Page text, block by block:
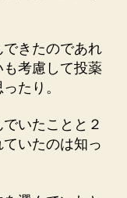
きたのであれ
考慮して投薬
たり。
いたことと２
いたのは知っ